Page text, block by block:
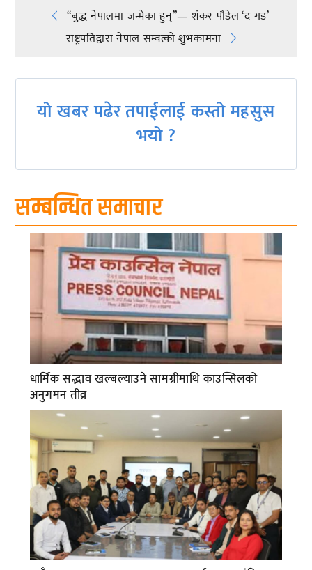
Post
navigation
“बुद्ध नेपालमा जन्मेका हुन्”— शंकर पौडेल ‘द गड’
राष्ट्रपतिद्वारा नेपाल सम्वत्को शुभकामना
यो खबर पढेर तपाईलाई कस्तो महसुस
भयो ?
सम्बन्धित समाचार
धार्मिक सद्भाव खल्बल्याउने सामग्रीमाथि काउन्सिलको
अनुगमन तीव्र